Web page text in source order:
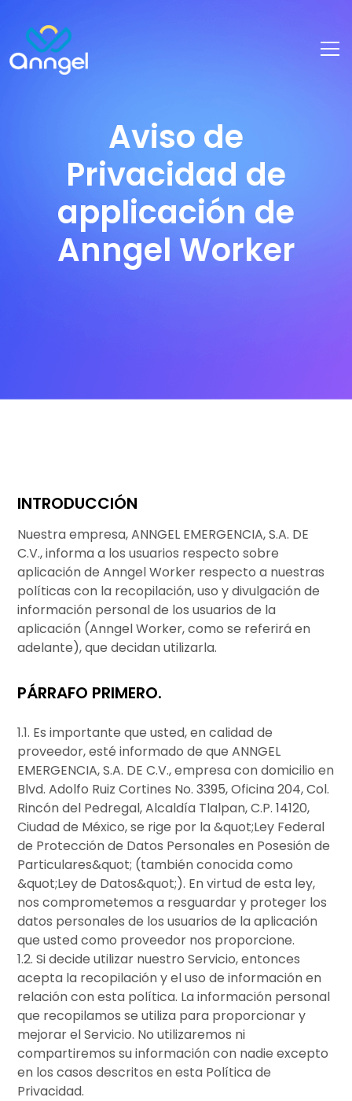
Aviso de
Privacidad de
applicación de
Anngel Worker
INTRODUCCIÓN
Nuestra empresa, ANNGEL EMERGENCIA, S.A. DE
C.V., informa a los usuarios respecto sobre
aplicación de Anngel Worker respecto a nuestras
políticas con la recopilación, uso y divulgación de
información personal de los usuarios de la
aplicación (Anngel Worker, como se referirá en
adelante), que decidan utilizarla.
PÁRRAFO PRIMERO.
1.1. Es importante que usted, en calidad de
proveedor, esté informado de que ANNGEL
EMERGENCIA, S.A. DE C.V., empresa con domicilio en
Blvd. Adolfo Ruiz Cortines No. 3395, Oficina 204, Col.
Rincón del Pedregal, Alcaldía Tlalpan, C.P. 14120,
Ciudad de México, se rige por la &quot;Ley Federal
de Protección de Datos Personales en Posesión de
Particulares&quot; (también conocida como
&quot;Ley de Datos&quot;). En virtud de esta ley,
nos comprometemos a resguardar y proteger los
datos personales de los usuarios de la aplicación
que usted como proveedor nos proporcione.
1.2. Si decide utilizar nuestro Servicio, entonces
acepta la recopilación y el uso de información en
relación con esta política. La información personal
que recopilamos se utiliza para proporcionar y
mejorar el Servicio. No utilizaremos ni
compartiremos su información con nadie excepto
en los casos descritos en esta Política de
Privacidad.